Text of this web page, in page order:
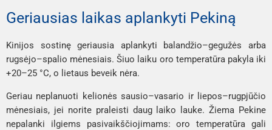
Geriausias laikas aplankyti Pekiną
Kinijos sostinę geriausia aplankyti balandžio–gegužės arba
rugsėjo–spalio mėnesiais. Šiuo laiku oro temperatūra pakyla iki
+20–25 °C, o lietaus beveik nėra.
Geriau neplanuoti kelionės sausio–vasario ir liepos–rugpjūčio
mėnesiais, jei norite praleisti daug laiko lauke. Žiema Pekine
nepalanki ilgiems pasivaikščiojimams: oro temperatūra gali